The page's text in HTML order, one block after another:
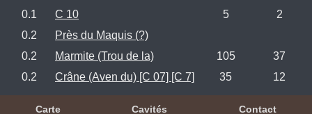
0.1 C 10 5
2
0.2
Près du Maquis (?)
0.2
Marmite (Trou de la) 105
37
0.2
Crâne (Aven du) [C 07] [C 7] 35 12
Carte Cavités Contact